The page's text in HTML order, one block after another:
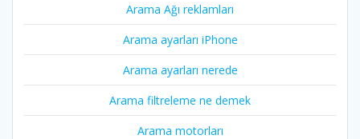
Arama Ağı reklamları
Arama ayarları iPhone
Arama ayarları nerede
Arama filtreleme ne demek
Arama motorları